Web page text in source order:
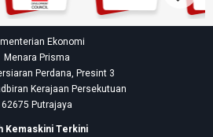
Ekonomi
Menara Prisma
Perdana, Presint 3
Kerajaan Persekutuan
62675 Putrajaya
Kemaskini Terkini